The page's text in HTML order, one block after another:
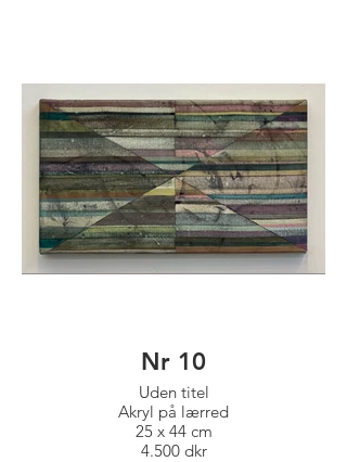
Nr 10
Uden titel
Akryl på lærred
25 x 44 cm
4.500 dkr